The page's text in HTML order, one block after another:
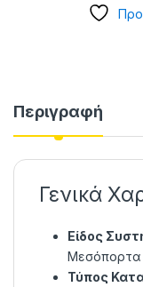
Περιγραφή
Γενικά
Είδος
Μεσόπορτα
Τύπος